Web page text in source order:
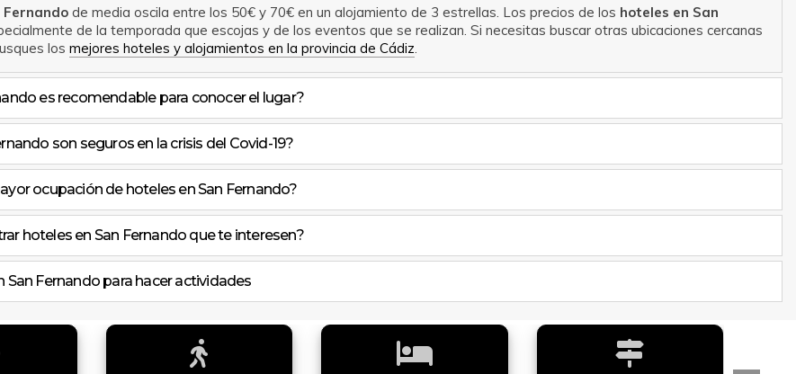
Fernando de media oscila entre los 50€ y 70€ en un alojamiento de 3 estrellas. Los precios de los hoteles en San
de la temporada que escojas y de los eventos que se realizan. Si necesitas buscar otras ubicaciones cercanas
los mejores hoteles y alojamientos en la provincia de Cádiz
es recomendable para conocer el lugar?
son seguros en la crisis del Covid-19?
ocupación de hoteles en San Fernando?
hoteles en San Fernando que te interesen?
San Fernando para hacer actividades